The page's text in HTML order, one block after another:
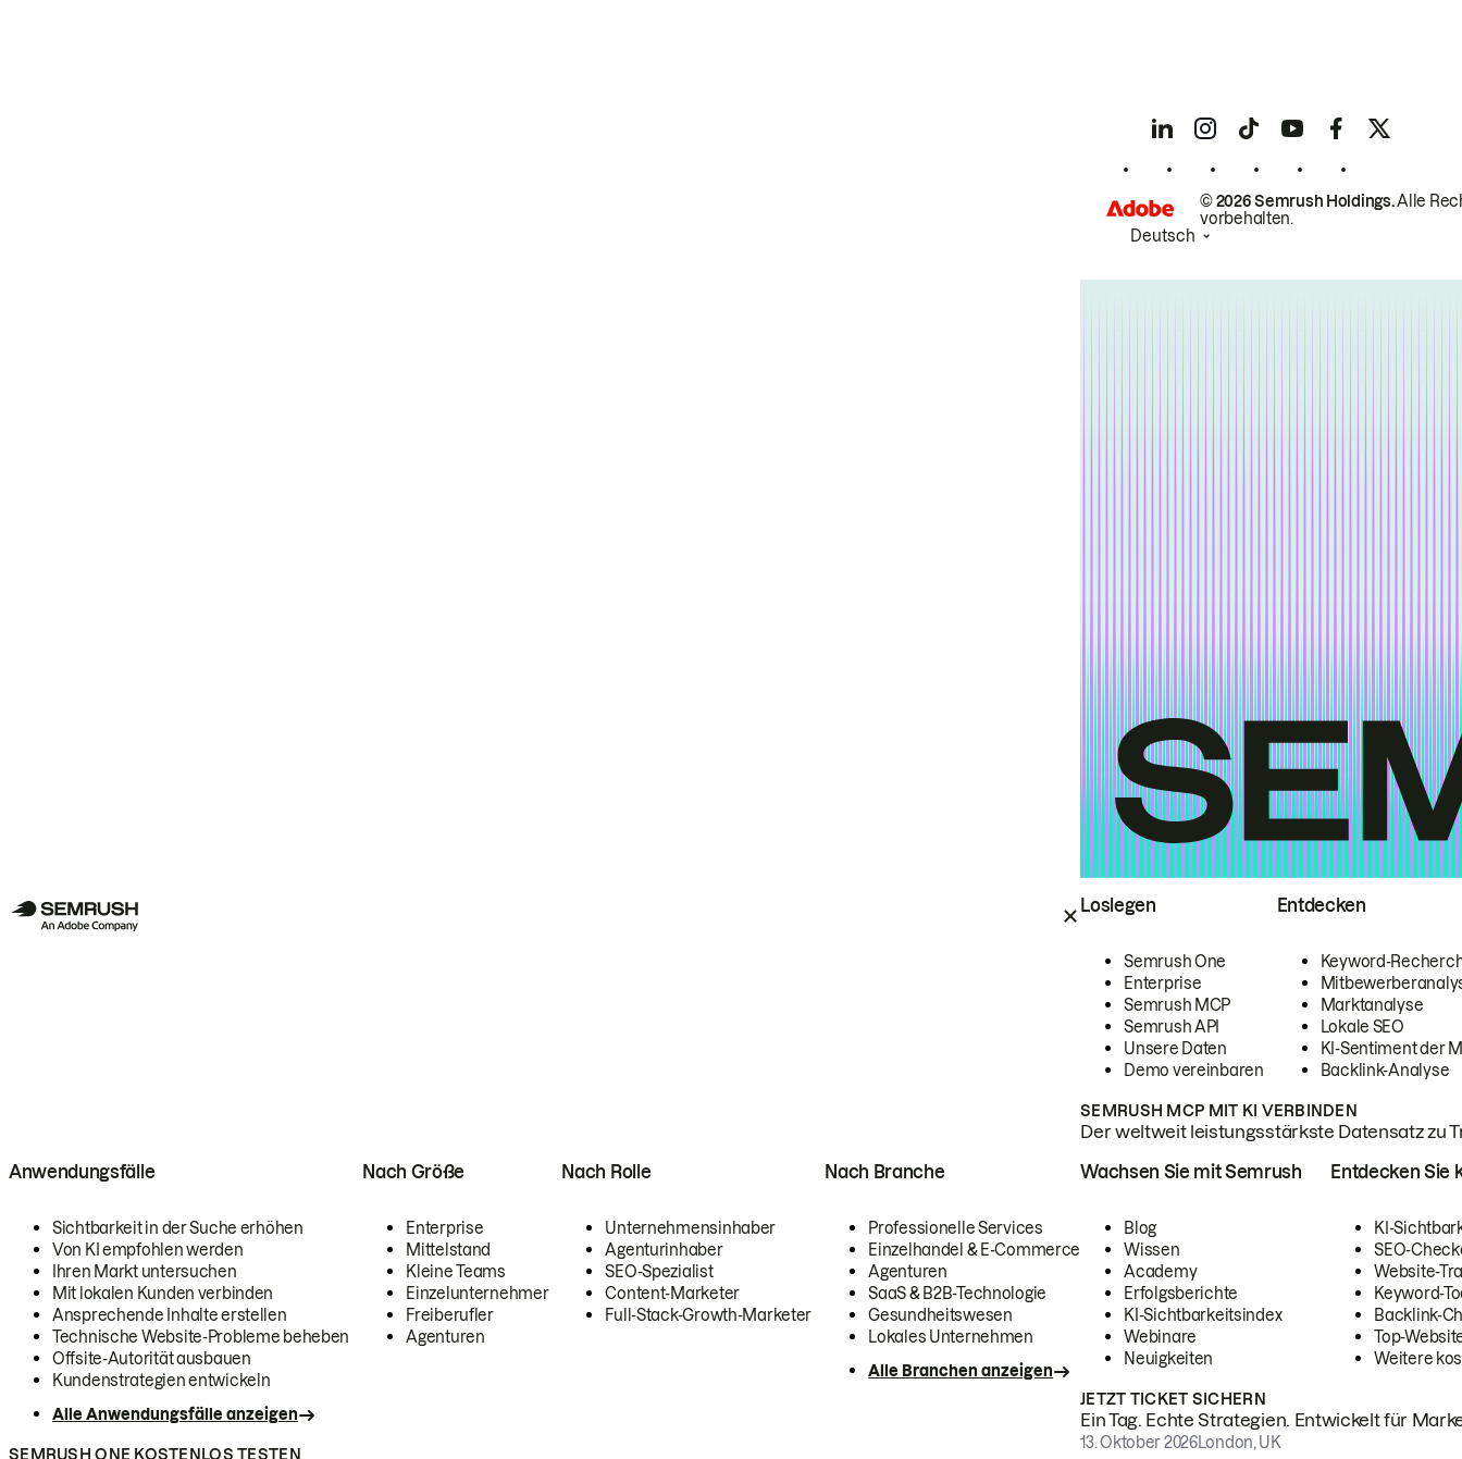
Loslegen
Semrush One
Enterprise
Semrush MCP
Semrush API
Unsere Daten
Demo vereinbaren
Entdecken
Keyword-
Marktanalyse
Lokale SEO
KI-Sentiment der
Backlink-Analyse
SEMRUSH MCP MIT KI VERBINDEN
Der weltweit leistungsstärkste Datensatz zu
Anwendungsfälle
Sichtbarkeit in der Suche erhöhen
Von KI empfohlen werden
Ihren Markt untersuchen
Mit lokalen Kunden verbinden
Ansprechende Inhalte erstellen
Technische Website-Probleme beheben
Offsite-Autorität ausbauen
Kundenstrategien entwickeln
Alle Anwendungsfälle anzeigen
Nach Größe
Enterprise
Mittelstand
Kleine Teams
Einzelunternehmer
Freiberufler
Agenturen
Nach Rolle
Unternehmensinhaber
Agenturinhaber
SEO-Spezialist
Content-Marketer
Full-Stack-Growth-Marketer
Nach Branche
Professionelle Services
Einzelhandel & E-Commerce
Agenturen
SaaS & B2B-Technologie
Gesundheitswesen
Lokales Unternehmen
Alle Branchen anzeigen
SEMRUSH ONE KOSTENLOS TESTEN
Wachsen Sie mit Semrush
Blog
Wissen
Academy
Erfolgsberichte
KI-Sichtbarkeitsindex
Webinare
Neuigkeiten
Entdecken Sie
KI-
SEO-
Website-
Keyword-
Backlink-
Top-
Weitere
JETZT TICKET SICHERN
Ein Tag. Echte Strategien. Entwickelt für
13. Oktober 2026London, UK
© 2026 Semrush Holdings.Alle
vorbehalten.
Deutsch